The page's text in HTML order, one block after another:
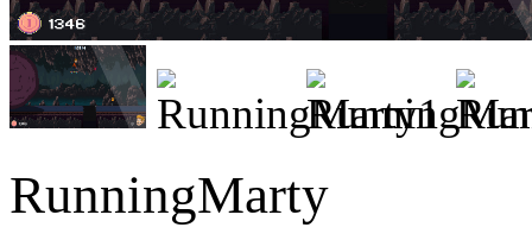
RunningMarty